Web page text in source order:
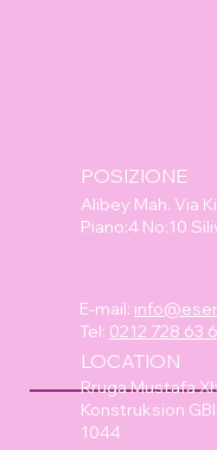
POSIZIONE
Alibey Mah. Via
Piano:4 No:10
E-mail:
Tel: 0212 728 63
LOCATION
Rruga Mustafa
Konstruksion
1044